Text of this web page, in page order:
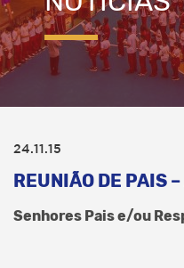
24.11.15
REUNIÃO DE PAIS
Senhores Pais e/ou